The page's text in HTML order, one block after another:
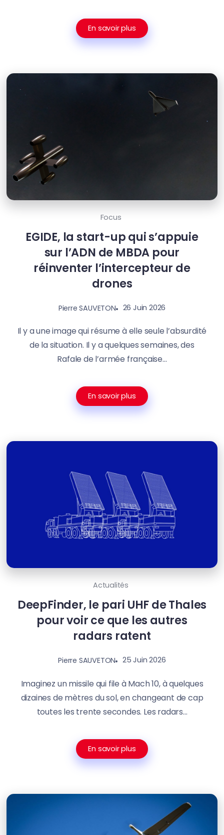
En savoir plus
Focus
EGIDE, la start-up qui s’appuie
sur l’ADN de MBDA pour
réinventer l’intercepteur de
drones
Pierre SAUVETON 26 Juin 2026
Il y a une image qui résume à elle seule l’absurdité
de la situation. Il y a quelques semaines, des
Rafale de l’armée française...
En savoir plus
Actualités
DeepFinder, le pari UHF de Thales
pour voir ce que les autres
radars ratent
Pierre SAUVETON 25 Juin 2026
Imaginez un missile qui file à Mach 10, à quelques
dizaines de mètres du sol, en changeant de cap
toutes les trente secondes. Les radars...
En savoir plus